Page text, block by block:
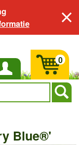
0
Blue®'